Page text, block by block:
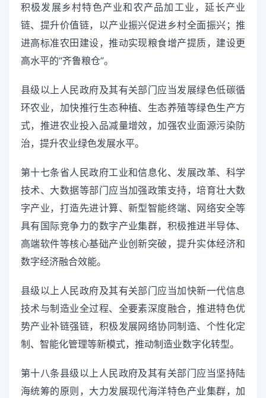
积极发展乡村特色产业和农产品加工业，延长产业
链、提升价值链，以产业振兴促进乡村全面振兴；推
进高标准农田建设，推动实现粮食增产提质，建设更
高水平的“齐鲁粮仓”。
县级以上人民政府及其有关部门应当发展绿色低碳循
环农业，加快推行生态种植、生态养殖等绿色生产方
式，推进农业投入品减量增效，加强农业面源污染防
治，提升农业绿色发展水平。
第十七条省人民政府工业和信息化、发展改革、科学
技术、大数据等部门应当加强政策支持，培育壮大数
字产业，打造先进计算、新型智能终端、网络安全等
具有国际竞争力的数字产业集群，积极推进半导体、
高端软件等核心基础产业创新突破，提升实体经济和
数字经济融合效能。
县级以上人民政府及其有关部门应当加快新一代信息
技术与制造业全过程、全要素深度融合，推进特色优
势产业补链强链，积极发展网络协同制造、个性化定
制、智能化管理等新模式，推动制造业数字化转型。
第十八条县级以上人民政府及其有关部门应当坚持陆
海统筹的原则，大力发展现代海洋特色产业集群，加